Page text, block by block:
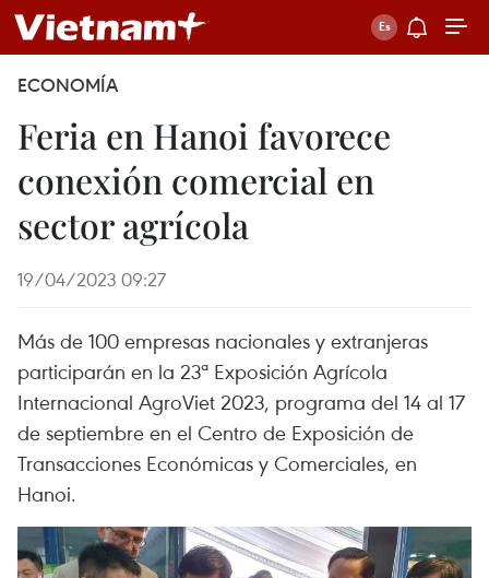
ECONOMÍA
Feria en Hanoi favorece
conexión comercial en
sector agrícola
19/04/2023 09:27
Más de 100 empresas nacionales y extranjeras
participarán en la 23ª Exposición Agrícola
Internacional AgroViet 2023, programa del 14 al 17
de septiembre en el Centro de Exposición de
Transacciones Económicas y Comerciales, en
Hanoi.